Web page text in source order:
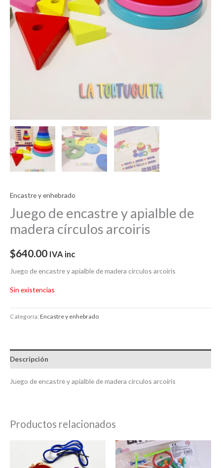
Encastre y enhebrado
Juego de encastre y apialble de
madera círculos arcoiris
$640.00 IVA inc
Juego de encastre y apialble de madera círculos arcoiris
Sin existencias
Categoría:Encastre y enhebrado
Descripción
Juego de encastre y apialble de madera círculos arcoiris
Productos relacionados